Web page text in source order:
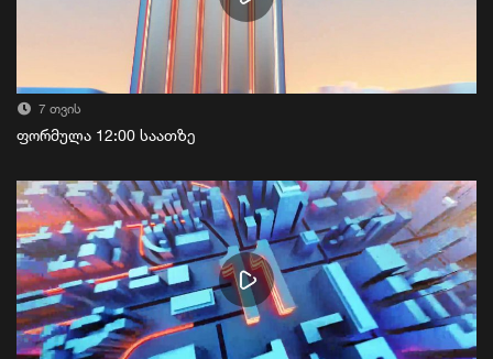
7 თვის
ფორმულა 12:00 საათზე